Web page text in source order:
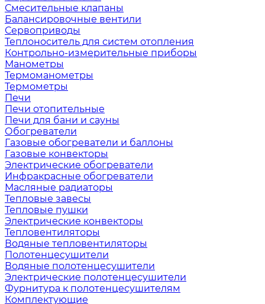
Смесительные клапаны
Балансировочные вентили
Сервоприводы
Теплоноситель для систем отопления
Контрольно-измерительные приборы
Манометры
Термоманометры
Термометры
Печи
Печи отопительные
Печи для бани и сауны
Обогреватели
Газовые обогреватели и баллоны
Газовые конвекторы
Электрические обогреватели
Инфракрасные обогреватели
Масляные радиаторы
Тепловые завесы
Тепловые пушки
Электрические конвекторы
Тепловентиляторы
Водяные тепловентиляторы
Полотенцесушители
Водяные полотенцесушители
Электрические полотенцесушители
Фурнитура к полотенцесушителям
Комплектующие